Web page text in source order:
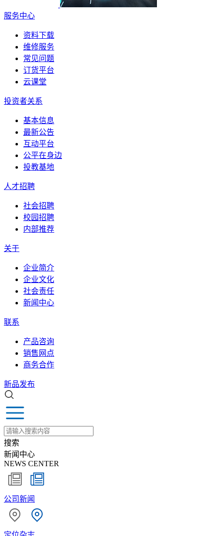
服务中心
资料下载
维修服务
常见问题
订货平台
云课堂
投资者关系
基本信息
最新公告
互动平台
公平在身边
投教基地
人才招聘
社会招聘
校园招聘
内部推荐
关于
企业简介
企业文化
社会责任
新闻中心
联系
产品咨询
销售网点
商务合作
新品发布
搜索
新闻中心
NEWS CENTER
公司新闻